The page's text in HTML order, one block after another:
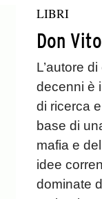
LIBRI
Don
L’autore
decenni è
di ricerca
base di
mafia e
idee
dominate